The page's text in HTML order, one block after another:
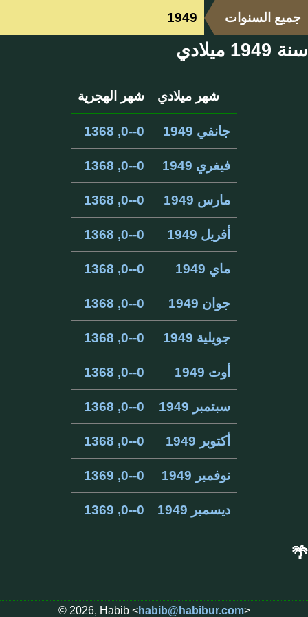
جميع السنوات 1949
سنة 1949 ميلادي
شهر ميلادي شهر الهجرية
جانفي 1949 0--0, 1368
فيفري 1949 0--0, 1368
مارس 1949 0--0, 1368
أفريل 1949 0--0, 1368
ماي 1949 0--0, 1368
جوان 1949 0--0, 1368
جويلية 1949 0--0, 1368
أوت 1949 0--0, 1368
سبتمبر 1949 0--0, 1368
أكتوبر 1949 0--0, 1368
نوفمبر 1949 0--0, 1369
ديسمبر 1949 0--0, 1369
🌴
© 2026, Habib <habib@habibur.com>